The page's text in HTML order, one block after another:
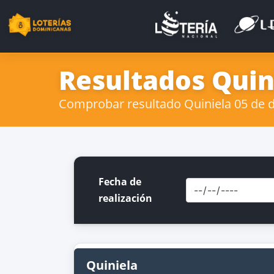
Resultados
Comprobar resultado Quiniela 05 de
Fecha de
realización
Quiniela